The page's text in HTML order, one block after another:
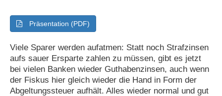
Präsentation (PDF)
Viele Sparer werden aufatmen: Statt noch Strafzinsen
aufs sauer Ersparte zahlen zu müssen, gibt es jetzt
bei vielen Banken wieder Guthabenzinsen, auch wenn
der Fiskus hier gleich wieder die Hand in Form der
Abgeltungssteuer aufhält. Alles wieder normal und gut